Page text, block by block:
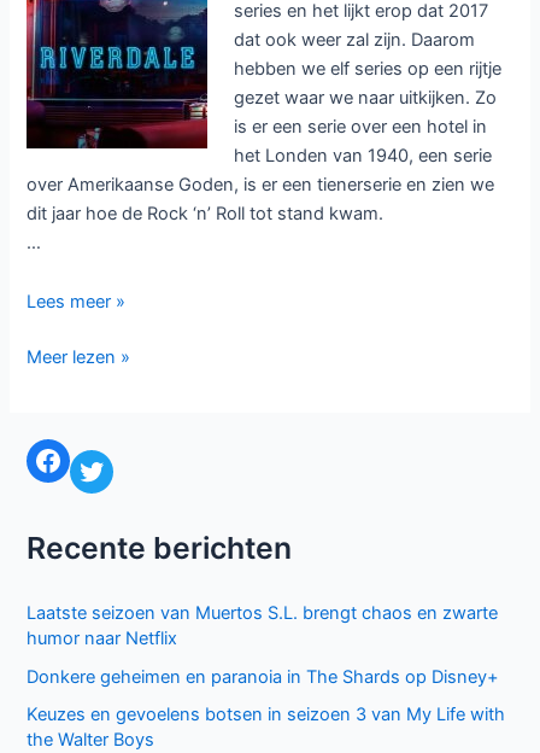
series en het lijkt erop dat 2017
dat ook weer zal zijn. Daarom
hebben we elf series op een rijtje
gezet waar we naar uitkijken. Zo
is er een serie over een hotel in
het Londen van 1940, een serie
over Amerikaanse Goden, is er een tienerserie en zien we
dit jaar hoe de Rock ‘n’ Roll tot stand kwam.
…
Elf
waar
uitkijken
in
Lees meer »
Elf
we
naar
uitkijken
2017
Meer lezen »
Facebook Twitter
Recente berichten
Laatste seizoen van Muertos S.L. brengt chaos en zwarte
humor naar Netflix
Donkere geheimen en paranoia in The Shards op Disney+
Keuzes en gevoelens botsen in seizoen 3 van My Life with
the Walter Boys